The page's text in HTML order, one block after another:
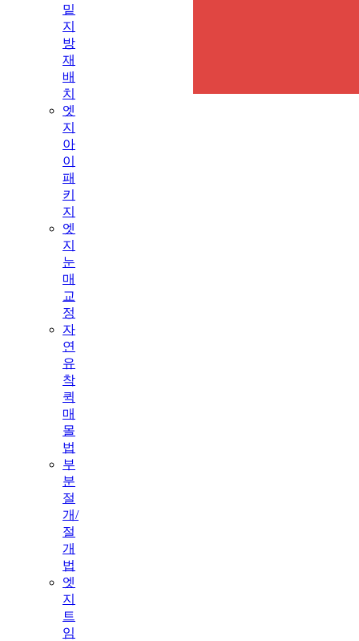
밑
지
방
재
배
치
엣
지
아
이
패
키
지
엣
지
눈
매
교
정
자
연
유
착
퀵
매
몰
법
부
분
절
개/
절
개
법
엣
지
트
임